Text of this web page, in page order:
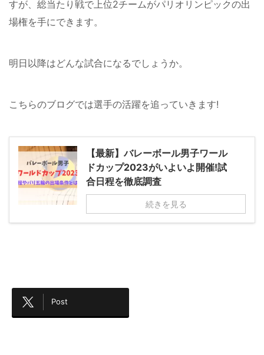
すが、総当たり戦で上位2チームがパリオリンピックの出
場権を手にできます。
明日以降はどんな試合になるでしょうか。
こちらのブログでは選手の活躍を追っていきます!
【最新】バレーボール男子ワール
ドカップ2023がいよいよ開催!試
合日程を徹底調査
続きを見る
Post